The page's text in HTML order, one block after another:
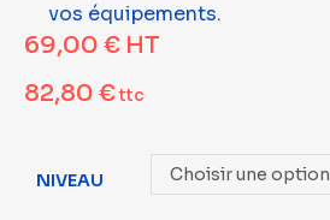
vos équipements.
69,00 € HT
82,80 €ttc
NIVEAU Choisir une option